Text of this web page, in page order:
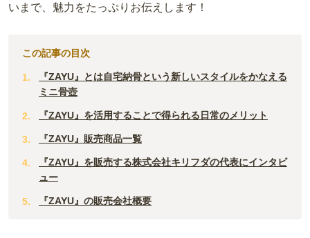
いまで、魅力をたっぷりお伝えします！
この記事の目次
『ZAYU』とは自宅納骨という新しいスタイルをかなえる
ミニ骨壺
『ZAYU』を活用することで得られる日常のメリット
『ZAYU』販売商品一覧
『ZAYU』を販売する株式会社キリフダの代表にインタビ
ュー
『ZAYU』の販売会社概要